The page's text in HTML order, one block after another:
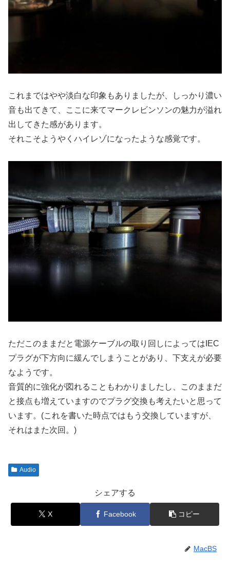
これまではやや淡白な印象もありましたが、しっかり濃い
音も出てきて、ここに来てマークレビンソンの魅力が溢れ
出してきた感があります。
それこそようやくハイレゾになったような感覚です。
ただこのままだと電源ケーブルの取り回しによってはIEC
プラグが下方向に緩んでしまうことがあり、下支えが必要
なようです。
音質的に強化が図れることもわかりましたし、このままだ
と接点も増えていますのでプラグ交換も考えたいと思って
います。(これを書いた時点ではもう交換していますが、
それはまた次回。)
Audio
シェアする
X Facebook コピー
MacBS